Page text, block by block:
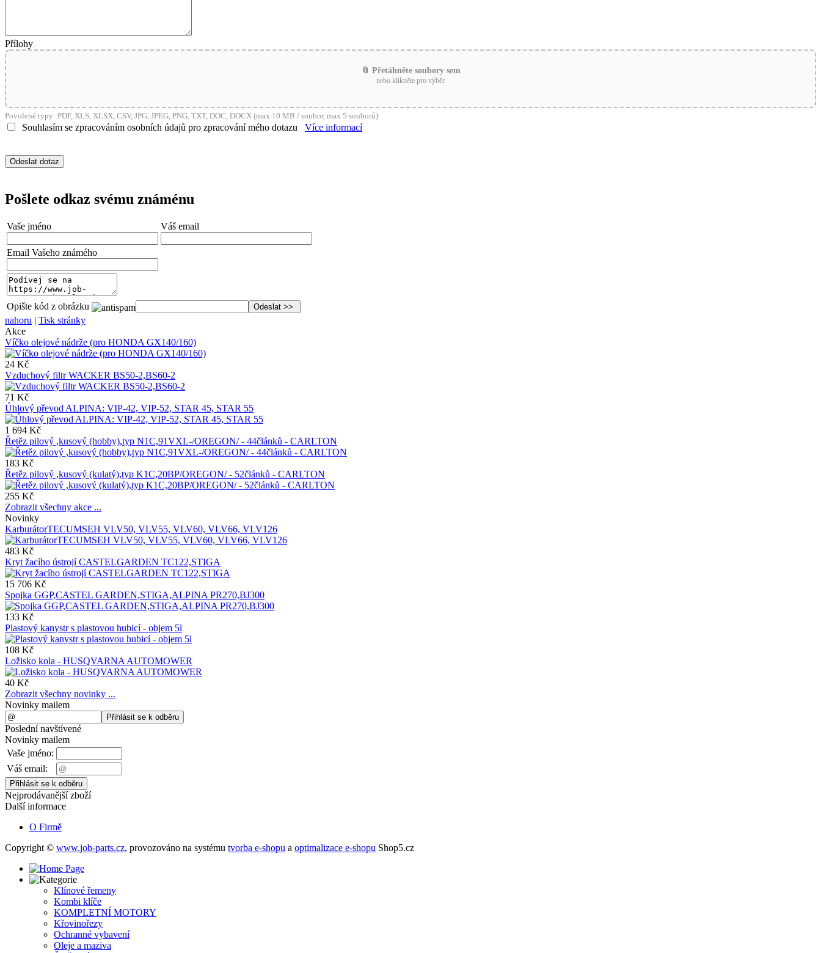
Přílohy
📎 Přetáhněte soubory sem
nebo klikněte pro výběr
Povolené typy: PDF, XLS, XLSX, CSV, JPG, JPEG, PNG, TXT, DOC, DOCX (max 10 MB / soubor, max 5 souborů)
Souhlasím se zpracováním osobních údajů pro zpracování mého dotazu Více informací
Pošlete odkaz svému známénu
Vaše jméno Váš email
Email Vašeho známého
Opište kód z obrázku
nahoru | Tisk stránky
Akce
Víčko olejové nádrže (pro HONDA GX140/160)
24 Kč
Vzduchový filtr WACKER BS50-2,BS60-2
71 Kč
Úhlový převod ALPINA: VIP-42, VIP-52, STAR 45, STAR 55
1 694 Kč
Řetěz pilový ,kusový (hobby),typ N1C,91VXL-/OREGON/ - 44článků - CARLTON
183 Kč
Řetěz pilový ,kusový (kulatý),typ K1C,20BP/OREGON/ - 52článků - CARLTON
255 Kč
Zobrazit všechny akce ...
Novinky
KarburátorTECUMSEH VLV50, VLV55, VLV60, VLV66, VLV126
483 Kč
Kryt žacího ústrojí CASTELGARDEN TC122,STIGA
15 706 Kč
Spojka GGP,CASTEL GARDEN,STIGA,ALPINA PR270,BJ300
133 Kč
Plastový kanystr s plastovou hubicí - objem 5l
108 Kč
Ložisko kola - HUSQVARNA AUTOMOWER
40 Kč
Zobrazit všechny novinky ...
Novinky mailem
Poslední navštívené
Novinky mailem
Vaše jméno:
Váš email:
Nejprodávanější zboží
Další informace
O Firmě
Copyright © www.job-parts.cz, provozováno na systému tvorba e-shopu a optimalizace e-shopu Shop5.cz
Klínové řemeny
Kombi klíče
KOMPLETNÍ MOTORY
Křovinořezy
Ochranné vybavení
Oleje a maziva